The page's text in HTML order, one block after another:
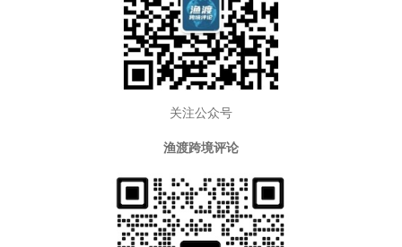
关注公众号
渔渡跨境评论